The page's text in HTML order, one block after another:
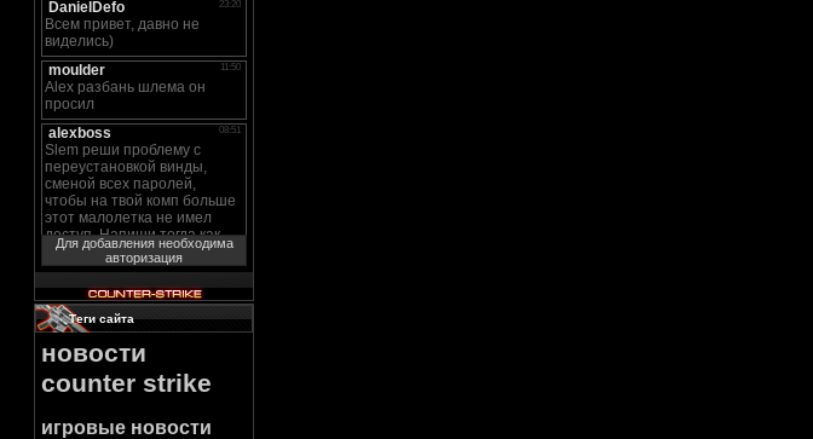
Для добавления необходима
авторизация
Теги сайта
новости
counter strike
игровые новости